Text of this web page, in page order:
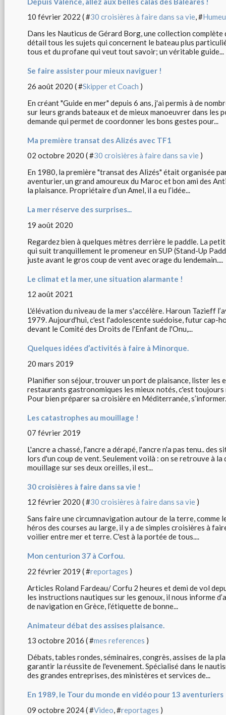
10 février 2022 ( #30 croisières à faire dans sa vie, #
Dans les Nauticus de Gérard Borg, une collection
détail tous les sujets qui concernent le bateau plus
tous et du profane qui veut tout savoir; un véritable guide...
Se faire assister pour mieux naviguer !
26 août 2020 ( #Skipper et Coach )
En créant "Guide en mer" depuis 6 ans, j'ai permis à de
sur leurs grands bateaux et de mieux manoeuvrer dans les
demande qui permet de coordonner les bons gestes pour...
Ma première transat des Alizés avec TF1
02 octobre 2020 ( #30 croisières à faire dans sa vie )
En 1980, la première "transat des Alizés" était organisée
aventurier, un grand amoureux du Maroc et bon ami des
la plaisance. Propriétaire d’un Amel, il a eu l’idée...
La mer réserve des surprises...
19 août 2020
Regardez bien à quelques mètres derrière le paddle. La
qui suit tranquillement le promeneur en SUP (Stand-Up
juste avant le gros coup de vent avec orage du lendemain....
Le climat et la mer, une situation alarmante !
12 août 2021
L'élévation du niveau de la mer s'accélère. Haroun Tazieff
1979. Aujourd'hui, c'est l'adolescente suédoise, futur cap-
devant le Comité des Droits de l'Enfant de l'Onu,...
Quelques idées d’activités à faire à Minorque.
20 mars 2019
Planifier son séjour, trouver un port de plaisance, lister les
restaurants gastronomiques les mieux notés, c'est
Pour bien préparer sa croisière en Méditerranée,
Les catastrophes au mouillage !
07 février 2019
L'ancre a chassé, l'ancre a dérapé, l'ancre n'a pas tenu..
lors d'un coup de vent. Seulement voilà : on se retrouve à
mouillage sur ses deux oreilles, il est...
30 croisières à faire dans sa vie !
12 février 2020 ( #30 croisières à faire dans sa vie )
Sans faire une circumnavigation autour de la terre, comme
héros des courses au large, il y a de simples croisières à
voilier entre mer et terre. C'est à la portée de tous....
Mon centurion 37 à Corfou.
22 février 2019 ( #reportages )
Articles Roland Fardeau/ Corfu 2 heures et demi de vol
les instructions nautiques sur les genoux, il nous informe
de navigation en Grèce, l’étiquette de bonne...
Animateur débat des assises plaisance.
13 octobre 2016 ( #mes references )
Débats, tables rondes, séminaires, congrès, assises de la
garantir la réussite de l'evenement. Spécialisé dans le
des grandes entreprises, des ministères et services de...
En 1989, le Tour du monde en vidéo pour 13 aventuriers
09 octobre 2024 ( #Video, #reportages )